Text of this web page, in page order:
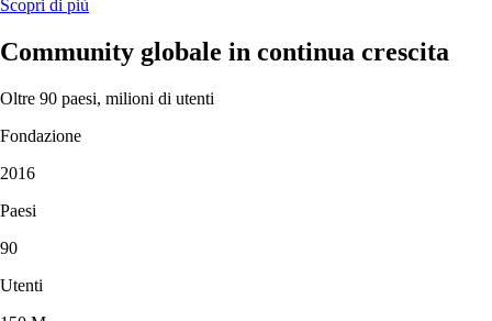
Scopri di più
Community globale in continua crescita
Oltre 90 paesi, milioni di utenti
Fondazione
2016
Paesi
90
Utenti